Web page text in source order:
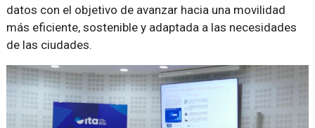
datos con el objetivo de avanzar hacia una movilidad
más eficiente, sostenible y adaptada a las necesidades
de las ciudades.